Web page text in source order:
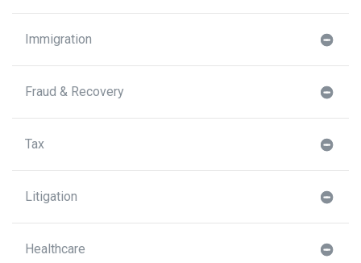
Immigration
Fraud & Recovery
Tax
Litigation
Healthcare